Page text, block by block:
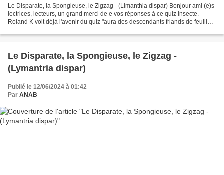
Le Disparate, la Spongieuse, le Zigzag - (Limanthia dispar) Bonjour ami (e)s
lectrices, lecteurs, un grand merci de e vos réponses à ce quiz insecte.
Roland K voit déjà l'avenir du quiz "aura des descendants friands de feuilles
Le Disparate, la Spongieuse, le Zigzag -
(Lymantria dispar)
Publié le 12/06/2024 à 01:42
Par ANAB